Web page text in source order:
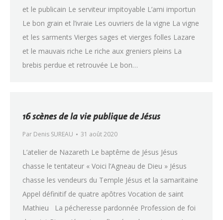
et le publicain Le serviteur impitoyable L’ami importun
Le bon grain et l’ivraie Les ouvriers de la vigne La vigne
et les sarments Vierges sages et vierges folles Lazare
et le mauvais riche Le riche aux greniers pleins La
brebis perdue et retrouvée Le bon…
16 scènes de la vie publique de Jésus
Par Denis SUREAU 31 août 2020
L’atelier de Nazareth Le baptême de Jésus Jésus
chasse le tentateur « Voici l’Agneau de Dieu » Jésus
chasse les vendeurs du Temple Jésus et la samaritaine
Appel définitif de quatre apôtres Vocation de saint
Mathieu La pécheresse pardonnée Profession de foi